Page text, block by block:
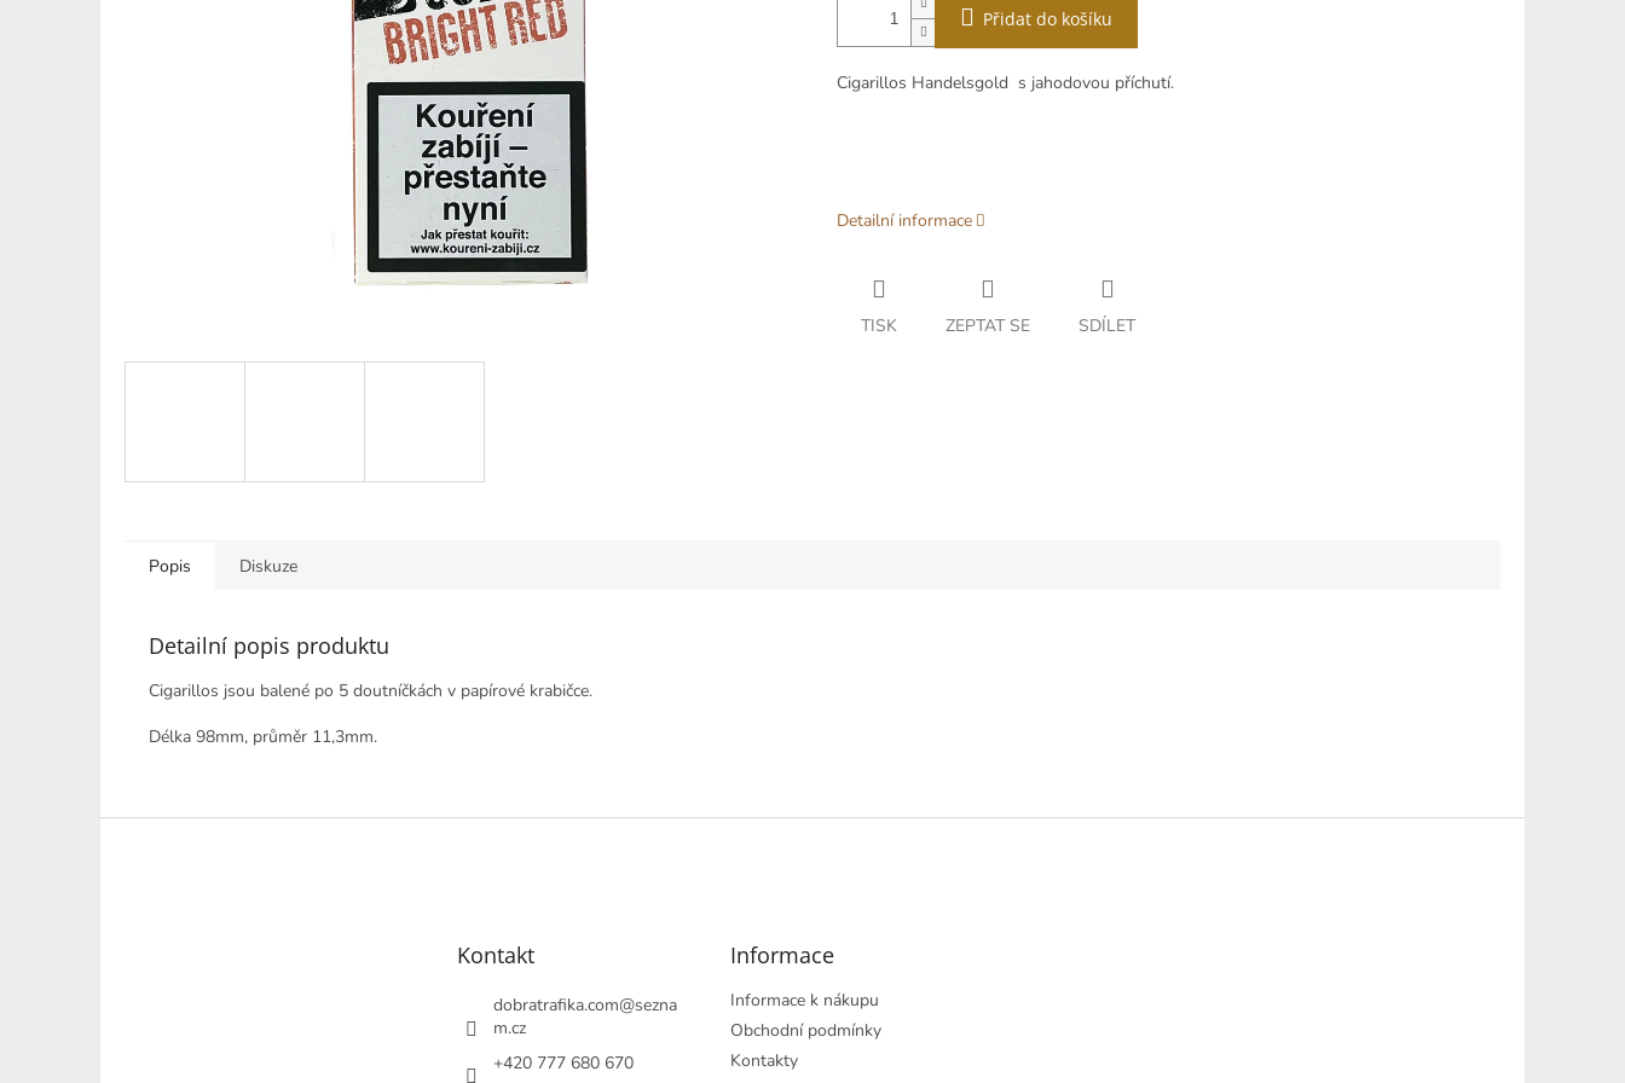
Přidat do košíku
Cigarillos Handelsgold s jahodovou příchutí.
Detailní informace
TISK ZEPTAT SE SDÍLET
Popis Diskuze
Detailní popis produktu
Cigarillos jsou balené po 5 doutníčkách v papírové krabičce.
Délka 98mm, průměr 11,3mm.
Kontakt
dobratrafika.com@sezna
m.cz
+420 777 680 670
Informace
Informace k nákupu
Obchodní podmínky
Kontakty